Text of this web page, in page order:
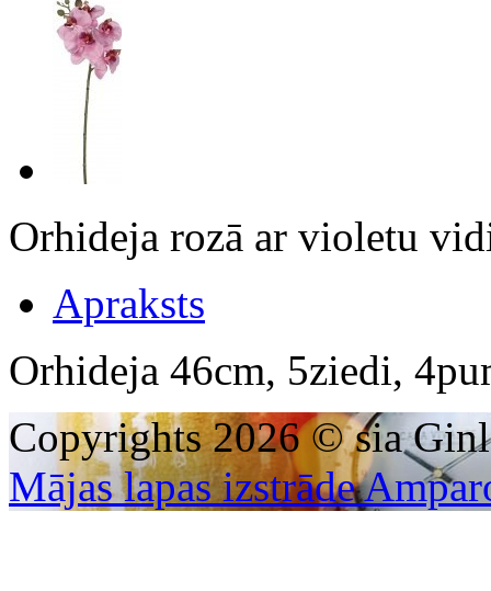
Orhideja rozā ar violetu
Apraksts
Orhideja 46cm, 5ziedi,
Copyrights 2026 © sia
Mājas lapas izstrāde